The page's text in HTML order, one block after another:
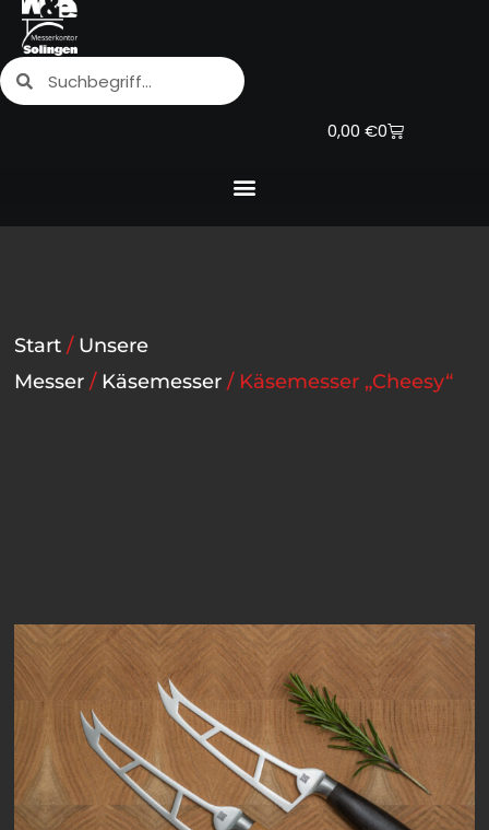
Zum
Inhalt
springen
SucheSuche
0,00 €0
Warenkorb
Start / Unsere
Messer / Käsemesser / Käsemesser „Cheesy“